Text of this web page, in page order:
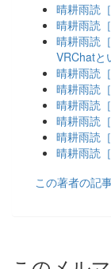
晴耕雨読
晴耕雨読
晴耕雨読
VRChatと
晴耕雨読
晴耕雨読
晴耕雨読
晴耕雨読
晴耕雨読
晴耕雨読
この著者の記